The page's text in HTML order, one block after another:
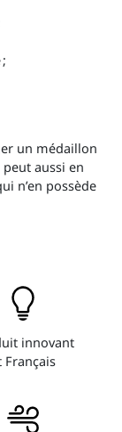
un médaillon
aussi en
n’en possède
innovant
Français